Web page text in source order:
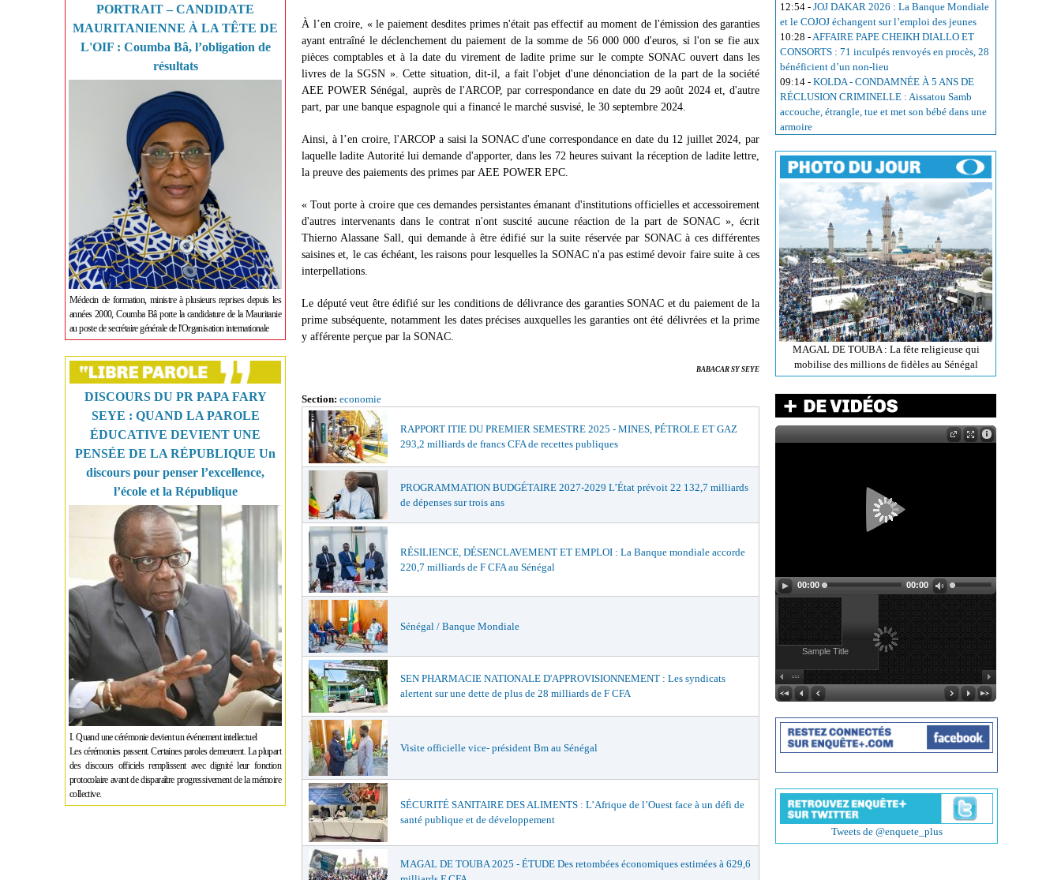
PORTRAIT – CANDIDATE
MAURITANIENNE À LA TÊTE DE
L'OIF : Coumba Bâ, l’obligation de
résultats
Médecin de formation, ministre à plusieurs reprises depuis les
années 2000, Coumba Bâ porte la candidature de la Mauritanie
au poste de secrétaire générale de l'Organisation internationale
DISCOURS DU PR PAPA FARY
SEYE : QUAND LA PAROLE
ÉDUCATIVE DEVIENT UNE
PENSÉE DE LA RÉPUBLIQUE Un
discours pour penser l’excellence,
l’école et la République
I. Quand une cérémonie devient un événement intellectuel
Les cérémonies passent. Certaines paroles demeurent. La plupart
des discours officiels remplissent avec dignité leur fonction
protocolaire avant de disparaître progressivement de la mémoire
collective.
À l’en croire, « le paiement desdites primes n'était pas effectif au moment de l'émission des garanties
ayant entraîné le déclenchement du paiement de la somme de 56 000 000 d'euros, si l'on se fie aux
pièces comptables et à la date du virement de ladite prime sur le compte SONAC ouvert dans les
livres de la SGSN ». Cette situation, dit-il, a fait l'objet d'une dénonciation de la part de la société
AEE POWER Sénégal, auprès de l'ARCOP, par correspondance en date du 29 août 2024 et, d'autre
part, par une banque espagnole qui a financé le marché susvisé, le 30 septembre 2024.
Ainsi, à l’en croire, l'ARCOP a saisi la SONAC d'une correspondance en date du 12 juillet 2024, par
laquelle ladite Autorité lui demande d'apporter, dans les 72 heures suivant la réception de ladite lettre,
la preuve des paiements des primes par AEE POWER EPC.
« Tout porte à croire que ces demandes persistantes émanant d'institutions officielles et accessoirement
d'autres intervenants dans le contrat n'ont suscité aucune réaction de la part de SONAC », écrit
Thierno Alassane Sall, qui demande à être édifié sur la suite réservée par SONAC à ces différentes
saisines et, le cas échéant, les raisons pour lesquelles la SONAC n'a pas estimé devoir faire suite à ces
interpellations.
Le député veut être édifié sur les conditions de délivrance des garanties SONAC et du paiement de la
prime subséquente, notamment les dates précises auxquelles les garanties ont été délivrées et la prime
y afférente perçue par la SONAC.
BABACAR SY SEYE
Section: economie
RAPPORT ITIE DU PREMIER SEMESTRE 2025 - MINES, PÉTROLE ET GAZ
293,2 milliards de francs CFA de recettes publiques
PROGRAMMATION BUDGÉTAIRE 2027-2029 L’État prévoit 22 132,7 milliards
de dépenses sur trois ans
RÉSILIENCE, DÉSENCLAVEMENT ET EMPLOI : La Banque mondiale accorde
220,7 milliards de F CFA au Sénégal
Sénégal / Banque Mondiale
SEN PHARMACIE NATIONALE D'APPROVISIONNEMENT : Les syndicats
alertent sur une dette de plus de 28 milliards de F CFA
Visite officielle vice- président Bm au Sénégal
SÉCURITÉ SANITAIRE DES ALIMENTS : L’Afrique de l’Ouest face à un défi de
santé publique et de développement
MAGAL DE TOUBA 2025 - ÉTUDE Des retombées économiques estimées à 629,6
12:54 - JOJ DAKAR 2026 : La Banque Mondiale
et le COJOJ échangent sur l’emploi des jeunes
10:28 -AFFAIRE PAPE CHEIKH DIALLO ET
CONSORTS : 71 inculpés renvoyés en procès, 28
bénéficient d’un non-lieu
09:14 - KOLDA - CONDAMNÉE À 5 ANS DE
RÉCLUSION CRIMINELLE : Aissatou Samb
accouche, étrangle, tue et met son bébé dans une
armoire
MAGAL DE TOUBA : La fête religieuse qui
mobilise des millions de fidèles au Sénégal
00:00 00:00
Sample Title
Tweets de @enquete_plus